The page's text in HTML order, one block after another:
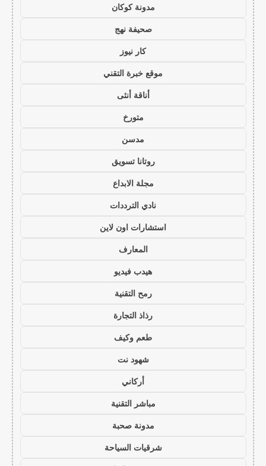
مدونة كوكان
صحيفة نهج
كار نيوز
موقع خبرة التقني
أناقة أنثى
متورخ
مدسن
روتانا تسويق
مجلة الابداع
نادي الترددات
استشارات اون لاين
المعارف
هيدب فيديو
رمح التقنية
رذاذ التجارة
طعم وكيف
شهود نت
أركاني
مباشر التقنية
مدونة صحبة
شرقيات السياحة